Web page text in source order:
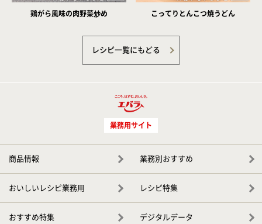
鶏がら風味の肉野菜炒め こってりとんこつ焼うどん
レシピ一覧にもどる
業務用サイト
商品情報 業務別おすすめ
おいしいレシピ業務用 レシピ特集
おすすめ特集 デジタルデータ